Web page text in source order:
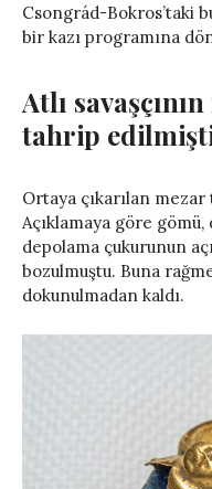
Csongrád-Bokros’taki
bir kazı programına
Atlı
tahrip
Ortaya çıkarılan
Açıklamaya göre
depolama çukurunun
bozulmuştu. Buna
dokunulmadan kaldı.